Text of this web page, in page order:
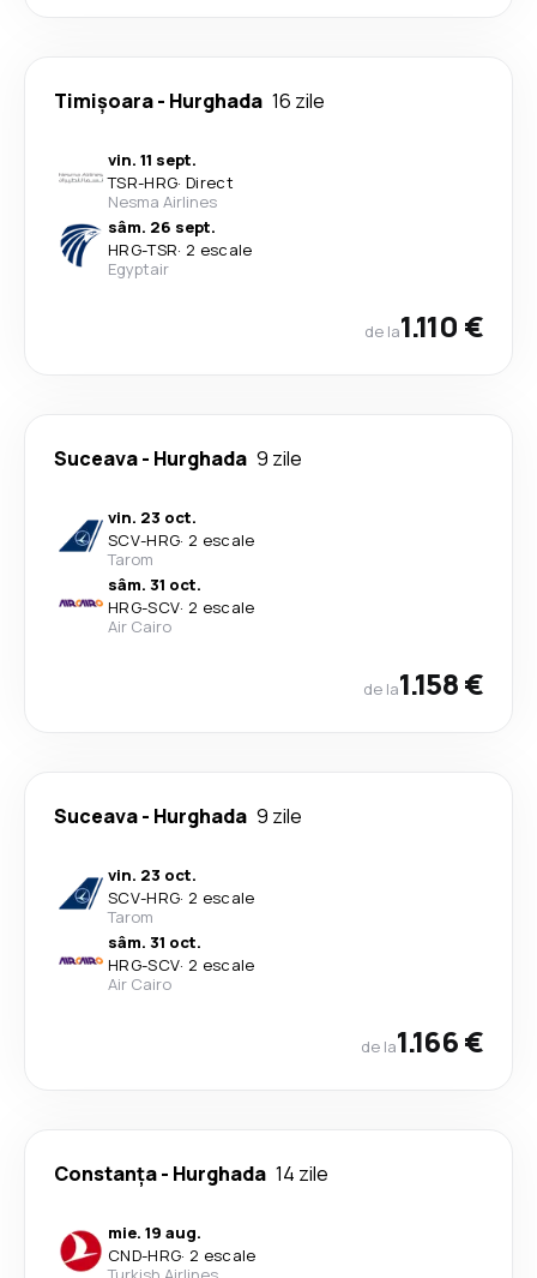
Timișoara- Hurghada 16 zile
vin. 11 sept.
TSR-HRG· Direct
Nesma Airlines
sâm. 26 sept.
HRG-TSR· 2 escale
Egyptair
de la1.110 €
Suceava- Hurghada 9 zile
vin. 23 oct.
SCV-HRG· 2 escale
Tarom
sâm. 31 oct.
HRG-SCV· 2 escale
Air Cairo
de la1.158 €
Suceava- Hurghada 9 zile
vin. 23 oct.
SCV-HRG· 2 escale
Tarom
sâm. 31 oct.
HRG-SCV· 2 escale
Air Cairo
de la1.166 €
Constanța- Hurghada 14 zile
mie. 19 aug.
CND-HRG· 2 escale